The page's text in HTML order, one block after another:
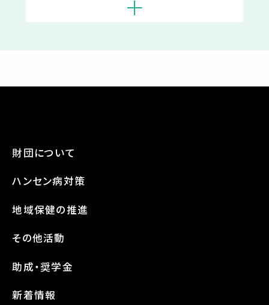
財団について
ハンセン病対策
地域保健の推進
その他活動
助成・奨学金
新着情報